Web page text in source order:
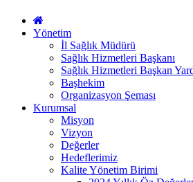
Yönetim
İl Sağlık Müdürü
Sağlık Hizmetleri Başkanı
Sağlık Hizmetleri Başkan
Başhekim
Organizasyon Şeması
Kurumsal
Misyon
Vizyon
Değerler
Hedeflerimiz
Kalite Yönetim Birimi